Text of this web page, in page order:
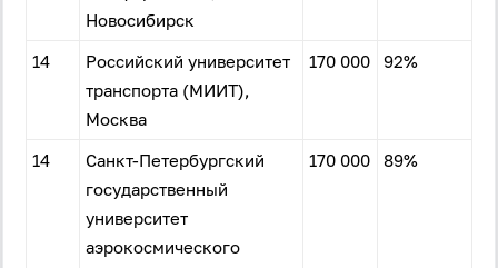
Новосибирск
14
Российский университет
транспорта (МИИТ),
Москва
170 000 92%
14
Санкт-Петербургский
государственный
университет
аэрокосмического
170 000 89%